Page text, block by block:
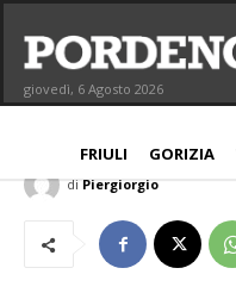
giovedì, 6 Agosto 2026
FRIULI GORIZIA
Rally, la
gara per MRC
PORDENONE
di Piergiorgio